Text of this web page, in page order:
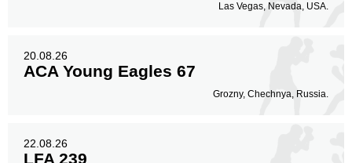
Las Vegas, Nevada, USA.
20.08.26
ACA Young Eagles 67
Grozny, Chechnya, Russia.
22.08.26
LFA 239